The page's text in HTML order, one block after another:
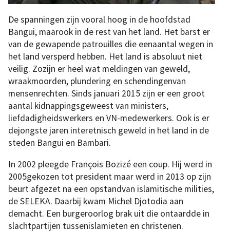
De spanningen zijn vooral hoog in de hoofdstad
Bangui, maarook in de rest van het land. Het barst er
van de gewapende patrouilles die eenaantal wegen in
het land versperd hebben. Het land is absoluut niet
veilig. Zozijn er heel wat meldingen van geweld,
wraakmoorden, plundering en schendingenvan
mensenrechten. Sinds januari 2015 zijn er een groot
aantal kidnappingsgeweest van ministers,
liefdadigheidswerkers en VN-medewerkers. Ook is er
dejongste jaren interetnisch geweld in het land in de
steden Bangui en Bambari.
In 2002 pleegde François Bozizé een coup. Hij werd in
2005gekozen tot president maar werd in 2013 op zijn
beurt afgezet na een opstandvan islamitische milities,
de SELEKA. Daarbij kwam Michel Djotodia aan
demacht. Een burgeroorlog brak uit die ontaardde in
slachtpartijen tussenislamieten en christenen.